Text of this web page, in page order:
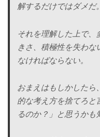
解するだけではダメだ。
それを理解した上で、
きさ、積極性を失わ
なければならない。
おまえはもしかしたら
的な考え方を捨てろと
るのか？」と思うかも